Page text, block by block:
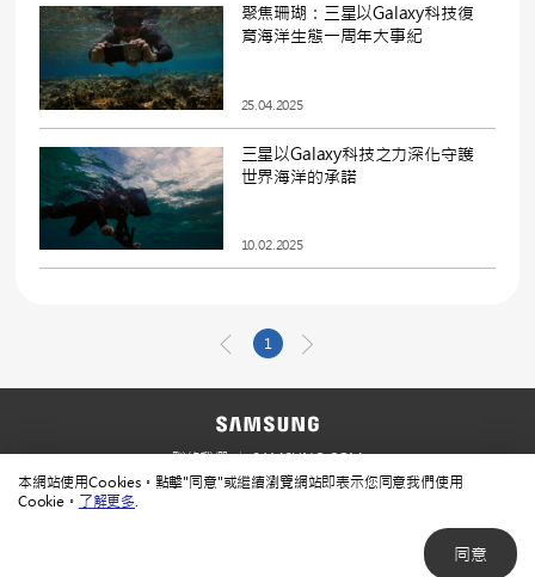
本網站使用Cookies。點擊"同意"或繼續瀏覽網站即表示您同意我們使用
Cookie。 了解更多
同意
聚焦珊瑚：三星以Galaxy科技復
育海洋生態一周年大事紀
25.04.2025
三星以Galaxy科技之力深化守護
世界海洋的承諾
10.02.2025
1
聯絡我們
SAMSUNG.COM
使用規範
隱私規範